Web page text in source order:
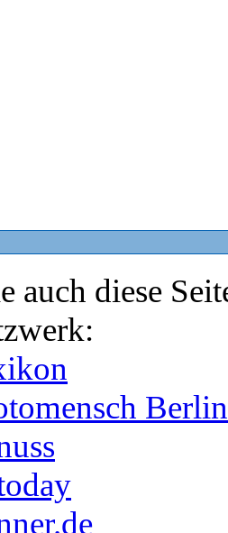
auch diese
Berlin